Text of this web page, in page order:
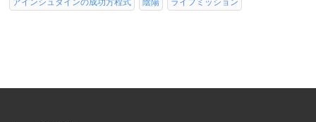
アインシュタインの成功方程式
陰陽 ライフミッション